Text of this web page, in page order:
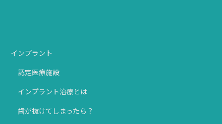
インプラント
認定医療施設
インプラント治療とは
歯が抜けてしまったら？